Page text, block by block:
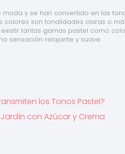
moda y se han convertido en las
colores son tonalidades claras o
tantas gamas pastel como
sensación relajante y suave.
los Tonos Pastel?
con Azúcar y Crema